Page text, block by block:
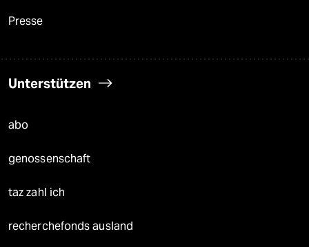
Presse
Unterstützen
abo
genossenschaft
taz zahl ich
recherchefonds ausland